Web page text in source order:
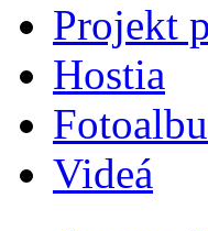
Projekt
Hostia
Videá